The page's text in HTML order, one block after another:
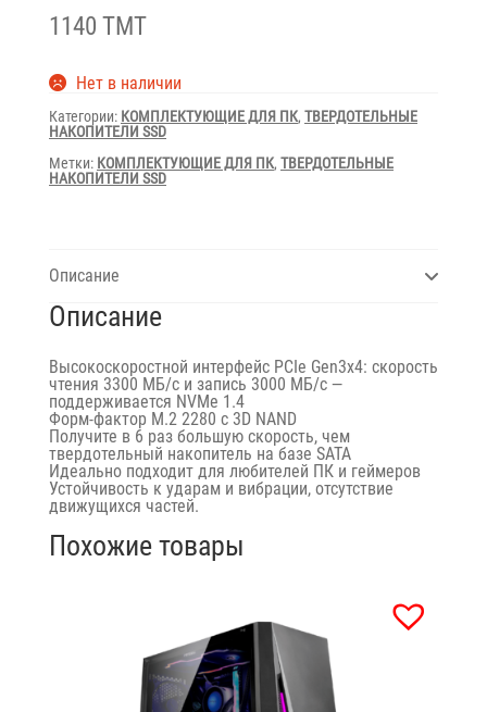
1140 TMT
Нет в наличии
Категории: КОМПЛЕКТУЮЩИЕ ДЛЯ ПК, ТВЕРДОТЕЛЬНЫЕ
НАКОПИТЕЛИ SSD
Метки: КОМПЛЕКТУЮЩИЕ ДЛЯ ПК, ТВЕРДОТЕЛЬНЫЕ
НАКОПИТЕЛИ SSD
Описание
Описание
Высокоскоростной интерфейс PCIe Gen3x4: скорость
чтения 3300 МБ/с и запись 3000 МБ/с —
поддерживается NVMe 1.4
Форм-фактор M.2 2280 с 3D NAND
Получите в 6 раз большую скорость, чем
твердотельный накопитель на базе SATA
Идеально подходит для любителей ПК и геймеров
Устойчивость к ударам и вибрации, отсутствие
движущихся частей.
Похожие товары